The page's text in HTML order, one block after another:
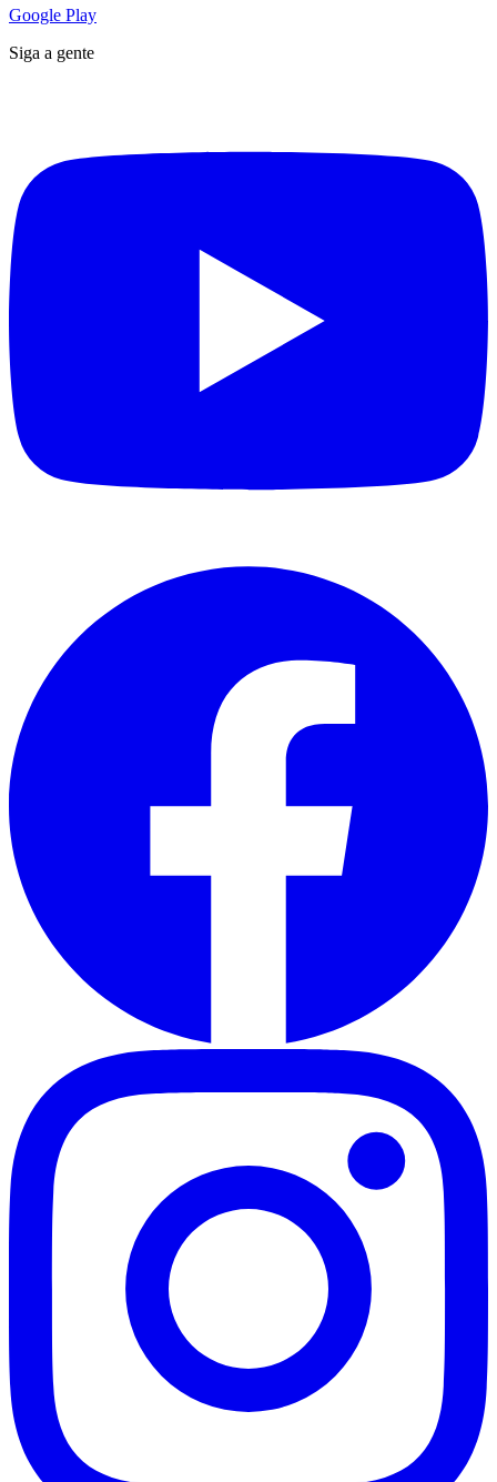
Google Play
Siga a gente